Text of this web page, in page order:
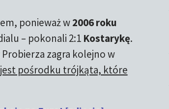
ponieważ w2006 roku
– pokonali 2:1 Kostarykę.
Probierza zagra kolejno w
pośrodku trójkąta, które